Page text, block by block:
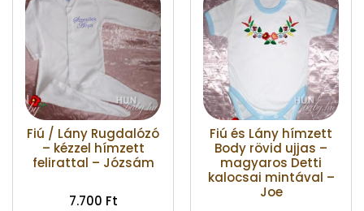
Fiú / Lány Rugdalózó
– kézzel hímzett
felirattal – Józsám
7.700 Ft
Fiú és Lány hímzett
Body rövid ujjas –
magyaros Detti
kalocsai mintával –
Joe